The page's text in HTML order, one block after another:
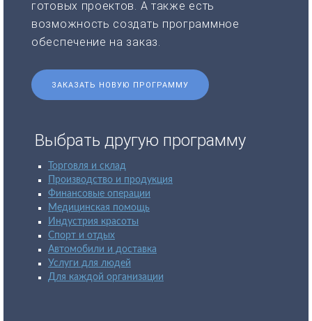
готовых проектов. А также есть
возможность создать программное
обеспечение на заказ.
ЗАКАЗАТЬ НОВУЮ ПРОГРАММУ
Выбрать другую программу
Торговля и склад
Производство и продукция
Финансовые операции
Медицинская помощь
Индустрия красоты
Спорт и отдых
Автомобили и доставка
Услуги для людей
Для каждой организации